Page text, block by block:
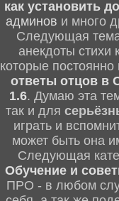
как установить
админов и много
Следующая
анекдоты
которые
ответы отцов в
1.6. Думаю эта
так и для
играть и
может быть она
Следующая
Обучение и
ПРО - в любом